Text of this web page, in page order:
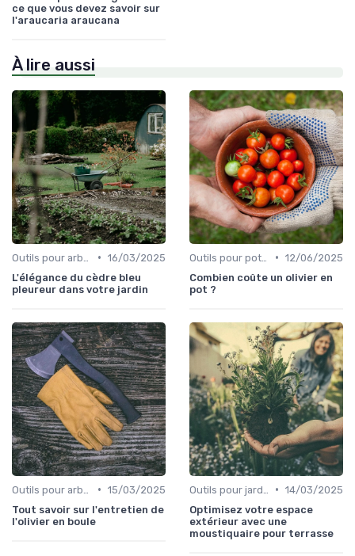
ce que vous devez savoir sur
l'araucaria araucana
À lire aussi
• 16/03/2025
L'élégance du cèdre bleu
pleureur dans votre jardin
• 12/06/2025
Combien coûte un olivier en
pot ?
• 15/03/2025
Tout savoir sur l'entretien de
l'olivier en boule
• 14/03/2025
Optimisez votre espace
extérieur avec une
moustiquaire pour terrasse